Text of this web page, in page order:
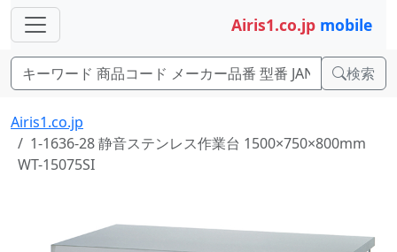
Airis1.co.jp mobile
検索
Airis1.co.jp
1-1636-28 静音ステンレス作業台 1500×750×800mm
WT-15075SI